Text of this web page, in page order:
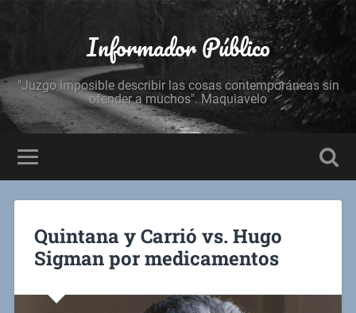
Informador Público
"Juzgo imposible describir las cosas contemporáneas sin
ofender a muchos". Maquiavelo
Quintana y Carrió vs. Hugo
Sigman por medicamentos